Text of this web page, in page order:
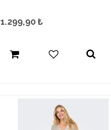
1.299,90₺